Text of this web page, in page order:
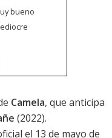
bueno
Camela, que anticipa
(2022).
el 13 de mayo de